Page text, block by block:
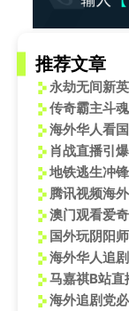
推荐文章
永劫无间新
传奇霸主斗
地铁逃生冲
腾讯视频海
澳门观看爱